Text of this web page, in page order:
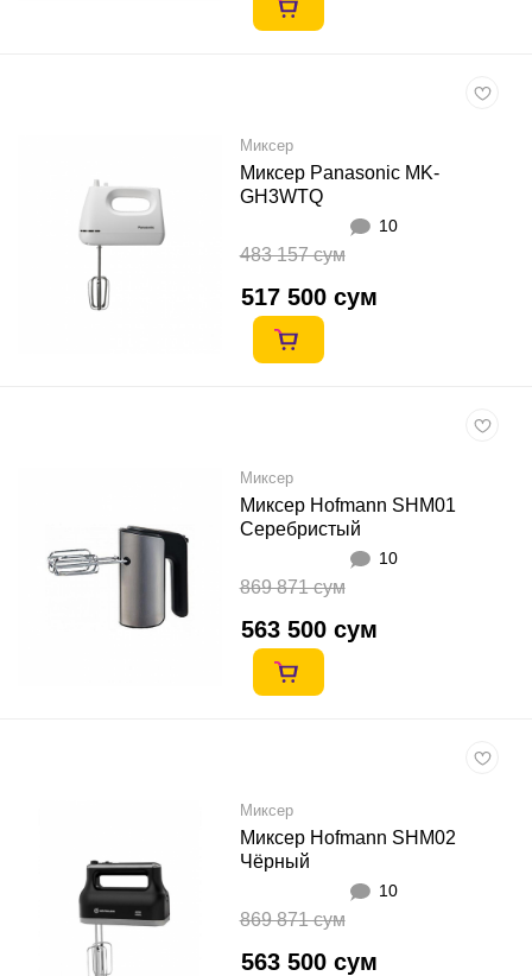
Миксер
Миксер Panasonic MK-
GH3WTQ
10
483 157 сум
517 500 сум
Миксер
Миксер Hofmann SHM01
Серебристый
10
869 871 сум
563 500 сум
Миксер
Миксер Hofmann SHM02
Чёрный
10
869 871 сум
563 500 сум